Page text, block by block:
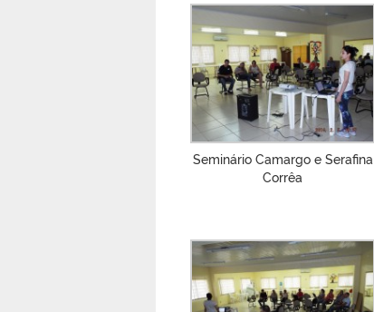
Seminário Camargo e Serafina
Corrêa